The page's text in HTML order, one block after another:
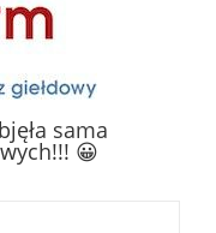
sama
😀